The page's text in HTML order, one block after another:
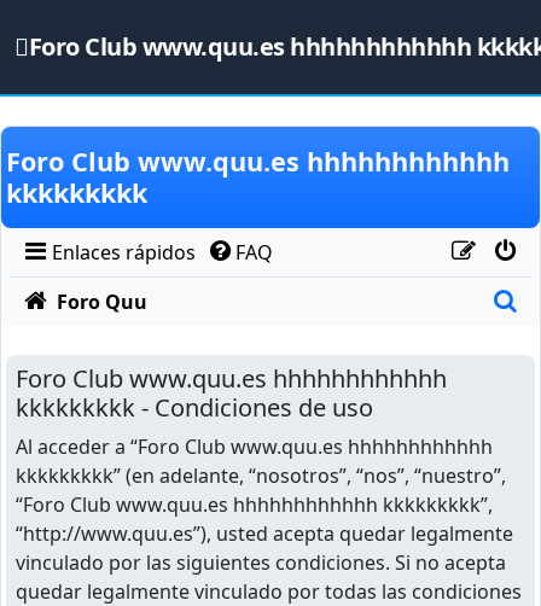
Foro Club www.quu.es hhhhhhhhhhhh
Obviar
Foro Club www.quu.es hhhhhhhhhhhh
kkkkkkkkk
Enlaces rápidos
FAQ
Foro Quu
Foro Club www.quu.es hhhhhhhhhhhh
kkkkkkkkk - Condiciones de uso
Al acceder a “Foro Club www.quu.es hhhhhhhhhhhh
kkkkkkkkk” (en adelante, “nosotros”, “nos”, “nuestro”,
“Foro Club www.quu.es hhhhhhhhhhhh kkkkkkkkk”,
“http://www.quu.es”), usted acepta quedar legalmente
vinculado por las siguientes condiciones. Si no acepta
quedar legalmente vinculado por todas las condiciones